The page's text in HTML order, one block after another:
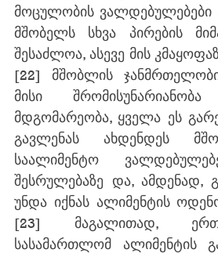
მოცულობის ვალდებულებები
მშობელს სხვა პირების
შესაძლოა, ასევე მის
[22] მშობლის
მისი
მდგომარეობა, ყველა ეს
გავლენას ახდენდეს
საალიმენტო
შესრულებაზე და, ამდენად,
უნდა იქნას ალიმენტის
[23] მაგალითად, ერთ-
სასამართლომ ალიმენტის